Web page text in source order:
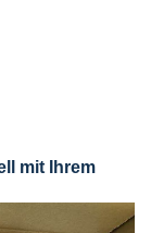
mit Ihrem